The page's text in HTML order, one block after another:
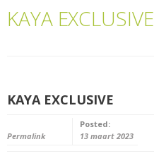
KAYA EXCLUSIVE
KAYA EXCLUSIVE
Permalink
Posted:
13 maart 2023